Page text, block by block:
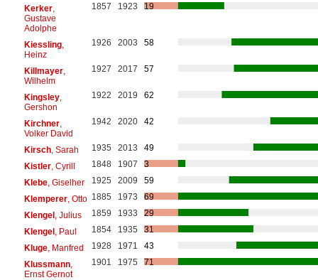
Kerker,
Gustave
Adolphe
1857 1923 19
Kiessling,
Heinz
1926 2003 58
Killmayer,
Wilhelm
1927 2017 57
Kingsley,
Gershon
1922 2019 62
Kirchner,
Volker David
1942 2020 42
Kirsch, Sarah 1935 2013
49
Kistler, Cyrill 1848 1907
3
Klebe, Giselher 1925 2009
59
Klemperer, Otto 1885 1973
69
Klengel, Julius 1859 1933
29
Klengel, Paul 1854 1935
31
Kluge, Manfred 1928 1971
43
Klussmann,
Ernst Gernot
1901 1975 71